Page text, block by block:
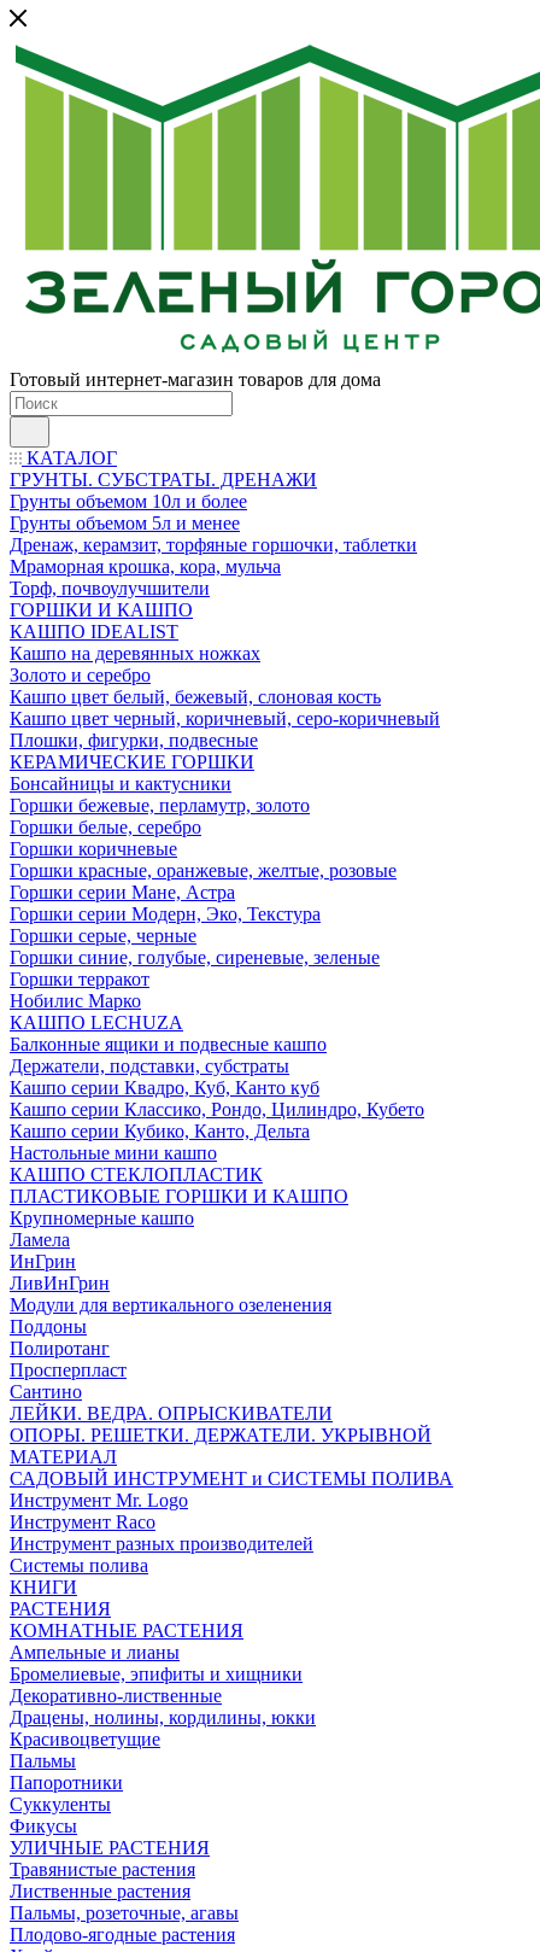
Готовый интернет-магазин товаров для дома
КАТАЛОГ
ГРУНТЫ. СУБСТРАТЫ. ДРЕНАЖИ
Грунты объемом 10л и более
Грунты объемом 5л и менее
Дренаж, керамзит, торфяные горшочки, таблетки
Мраморная крошка, кора, мульча
Торф, почвоулучшители
ГОРШКИ И КАШПО
КАШПО IDEALIST
Кашпо на деревянных ножках
Золото и серебро
Кашпо цвет белый, бежевый, слоновая кость
Кашпо цвет черный, коричневый, серо-коричневый
Плошки, фигурки, подвесные
КЕРАМИЧЕСКИЕ ГОРШКИ
Бонсайницы и кактусники
Горшки бежевые, перламутр, золото
Горшки белые, серебро
Горшки коричневые
Горшки красные, оранжевые, желтые, розовые
Горшки серии Мане, Астра
Горшки серии Модерн, Эко, Текстура
Горшки серые, черные
Горшки синие, голубые, сиреневые, зеленые
Горшки терракот
Нобилис Марко
КАШПО LECHUZA
Балконные ящики и подвесные кашпо
Держатели, подставки, субстраты
Кашпо серии Квадро, Куб, Канто куб
Кашпо серии Классико, Рондо, Цилиндро, Кубето
Кашпо серии Кубико, Канто, Дельта
Настольные мини кашпо
КАШПО СТЕКЛОПЛАСТИК
ПЛАСТИКОВЫЕ ГОРШКИ И КАШПО
Крупномерные кашпо
Ламела
ИнГрин
ЛивИнГрин
Модули для вертикального озеленения
Поддоны
Полиротанг
Просперпласт
Сантино
ЛЕЙКИ. ВЕДРА. ОПРЫСКИВАТЕЛИ
ОПОРЫ. РЕШЕТКИ. ДЕРЖАТЕЛИ. УКРЫВНОЙ
МАТЕРИАЛ
САДОВЫЙ ИНСТРУМЕНТ и СИСТЕМЫ ПОЛИВА
Инструмент Mr. Logo
Инструмент Raco
Инструмент разных производителей
Системы полива
КНИГИ
РАСТЕНИЯ
КОМНАТНЫЕ РАСТЕНИЯ
Ампельные и лианы
Бромелиевые, эпифиты и хищники
Декоративно-лиственные
Драцены, нолины, кордилины, юкки
Красивоцветущие
Пальмы
Папоротники
Суккуленты
Фикусы
УЛИЧНЫЕ РАСТЕНИЯ
Травянистые растения
Лиственные растения
Пальмы, розеточные, агавы
Плодово-ягодные растения